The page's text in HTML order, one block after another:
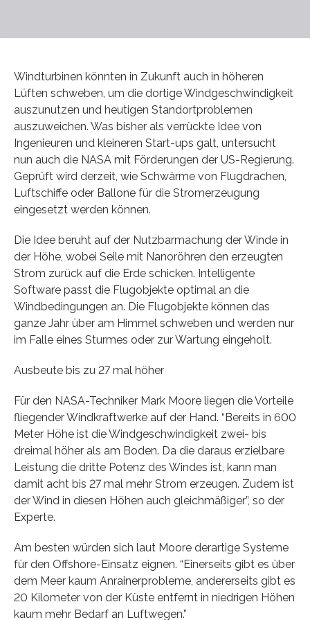
Windturbinen könnten in Zukunft auch in höheren
Lüften schweben, um die dortige Windgeschwindigkeit
auszunutzen und heutigen Standortproblemen
auszuweichen. Was bisher als verrückte Idee von
Ingenieuren und kleineren Start-ups galt, untersucht
nun auch die NASA mit Förderungen der US-Regierung.
Geprüft wird derzeit, wie Schwärme von Flugdrachen,
Luftschiffe oder Ballone für die Stromerzeugung
eingesetzt werden können.
Die Idee beruht auf der Nutzbarmachung der Winde in
der Höhe, wobei Seile mit Nanoröhren den erzeugten
Strom zurück auf die Erde schicken. Intelligente
Software passt die Flugobjekte optimal an die
Windbedingungen an. Die Flugobjekte können das
ganze Jahr über am Himmel schweben und werden nur
im Falle eines Sturmes oder zur Wartung eingeholt.
Ausbeute bis zu 27 mal höher
Für den NASA-Techniker Mark Moore liegen die Vorteile
fliegender Windkraftwerke auf der Hand. “Bereits in 600
Meter Höhe ist die Windgeschwindigkeit zwei- bis
dreimal höher als am Boden. Da die daraus erzielbare
Leistung die dritte Potenz des Windes ist, kann man
damit acht bis 27 mal mehr Strom erzeugen. Zudem ist
der Wind in diesen Höhen auch gleichmäßiger”, so der
Experte.
Am besten würden sich laut Moore derartige Systeme
für den Offshore-Einsatz eignen. “Einerseits gibt es über
dem Meer kaum Anrainerprobleme, andererseits gibt es
20 Kilometer von der Küste entfernt in niedrigen Höhen
kaum mehr Bedarf an Luftwegen.”